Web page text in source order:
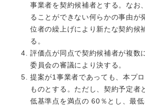
事業者を契約候補者とする。なお
ることができない何らかの事由が
位者の繰上げにより新たな契約候
る。
評価点が同点で契約候補者が複数
委員会の審議により決する。
提案が1事業者であっても、本プ
ものとする。ただし、契約予定者
低基準点を満点の 60％とし、最